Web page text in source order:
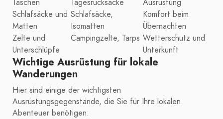
Taschen
Tagesrucksäcke
Ausrüstung
Schlafsäcke und
Matten
Schlafsäcke,
Isomatten
Komfort beim
Übernachten
Zelte und
Unterschlüpfe
Campingzelte, Tarps Wetterschutz und
Unterkunft
Wichtige Ausrüstung für lokale
Wanderungen
Hier sind einige der wichtigsten
Ausrüstungsgegenstände, die Sie für Ihre lokalen
Abenteuer benötigen: